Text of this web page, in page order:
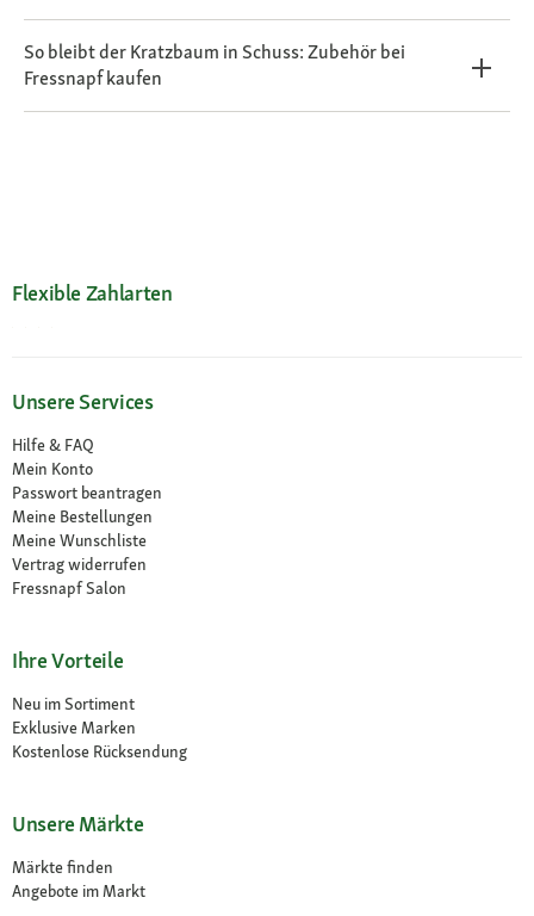
So bleibt der Kratzbaum in Schuss: Zubehör bei
Fressnapf kaufen
Flexible Zahlarten
Unsere Services
Hilfe & FAQ
Mein Konto
Passwort beantragen
Meine Bestellungen
Meine Wunschliste
Vertrag widerrufen
Fressnapf Salon
Ihre Vorteile
Neu im Sortiment
Exklusive Marken
Kostenlose Rücksendung
Unsere Märkte
Märkte finden
Angebote im Markt